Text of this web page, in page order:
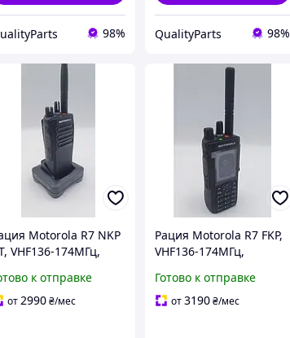
98% QualityParts 98%
Motorola R7 NKP
VHF136-174МГц,
WIFI, 5 Вт 64
к отправке
от2990₴/мес
Рация Motorola R7 FKP,
VHF136-174МГц,
цифровая+лицензия
АЕS256+ WIFI, 5 Вт 64
Готово к отправке
от3190₴/мес